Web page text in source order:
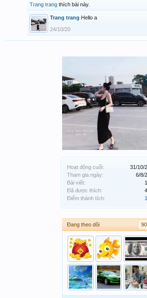
Hoạt động cuối:
31/10/
Tham gia ngày:
6/8/
Bài viết:
Đã được thích:
Điểm thành tích:
Đang theo dõi 90
Trang trang thích bài này.
Trang trang Hello a
24/10/20